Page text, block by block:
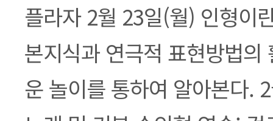
플라자 2월 23일(월) 인형이
본지식과 연극적 표현방법의
운 놀이를 통하여 알아본다.